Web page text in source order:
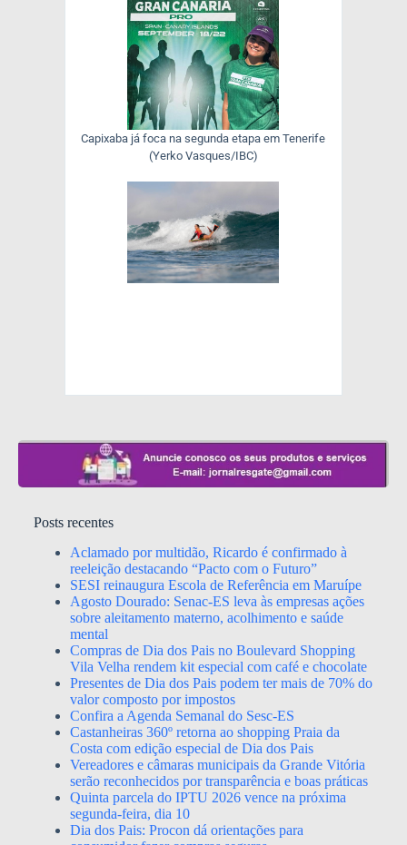
Capixaba já foca na segunda etapa em Tenerife
(Yerko Vasques/IBC)
Posts recentes
Aclamado por multidão, Ricardo é confirmado à
reeleição destacando “Pacto com o Futuro”
SESI reinaugura Escola de Referência em Maruípe
Agosto Dourado: Senac-ES leva às empresas ações
sobre aleitamento materno, acolhimento e saúde
mental
Compras de Dia dos Pais no Boulevard Shopping
Vila Velha rendem kit especial com café e chocolate
Presentes de Dia dos Pais podem ter mais de 70% do
valor composto por impostos
Confira a Agenda Semanal do Sesc-ES
Castanheiras 360º retorna ao shopping Praia da
Costa com edição especial de Dia dos Pais
Vereadores e câmaras municipais da Grande Vitória
serão reconhecidos por transparência e boas práticas
Quinta parcela do IPTU 2026 vence na próxima
segunda-feira, dia 10
Dia dos Pais: Procon dá orientações para